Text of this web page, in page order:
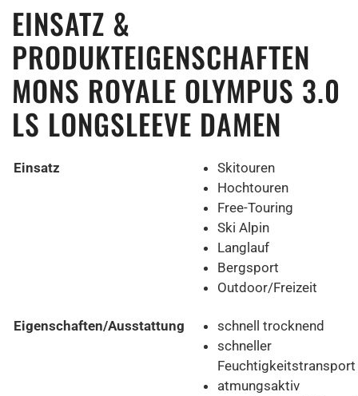
EINSATZ &
PRODUKTEIGENSCHAFTEN
MONS ROYALE OLYMPUS 3.0
LS LONGSLEEVE DAMEN
Einsatz
Skitouren
Hochtouren
Free-Touring
Ski Alpin
Langlauf
Bergsport
Outdoor/Freizeit
Eigenschaften/Ausstattung
schnell trocknend
schneller
Feuchtigkeitstransport
atmungsaktiv